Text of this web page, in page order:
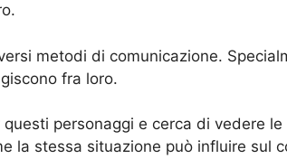
metodi di comunicazione.
fra loro.
personaggi e cerca di vedere
la stessa situazione può influire sul